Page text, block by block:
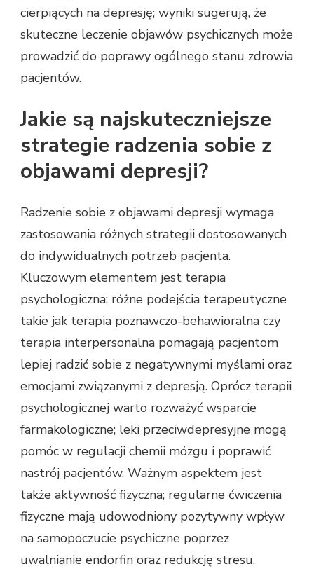
cierpiących na depresję; wyniki sugerują, że
skuteczne leczenie objawów psychicznych może
prowadzić do poprawy ogólnego stanu zdrowia
pacjentów.
Jakie są najskuteczniejsze
strategie radzenia sobie z
objawami depresji?
Radzenie sobie z objawami depresji wymaga
zastosowania różnych strategii dostosowanych
do indywidualnych potrzeb pacjenta.
Kluczowym elementem jest terapia
psychologiczna; różne podejścia terapeutyczne
takie jak terapia poznawczo-behawioralna czy
terapia interpersonalna pomagają pacjentom
lepiej radzić sobie z negatywnymi myślami oraz
emocjami związanymi z depresją. Oprócz terapii
psychologicznej warto rozważyć wsparcie
farmakologiczne; leki przeciwdepresyjne mogą
pomóc w regulacji chemii mózgu i poprawić
nastrój pacjentów. Ważnym aspektem jest
także aktywność fizyczna; regularne ćwiczenia
fizyczne mają udowodniony pozytywny wpływ
na samopoczucie psychiczne poprzez
uwalnianie endorfin oraz redukcję stresu.